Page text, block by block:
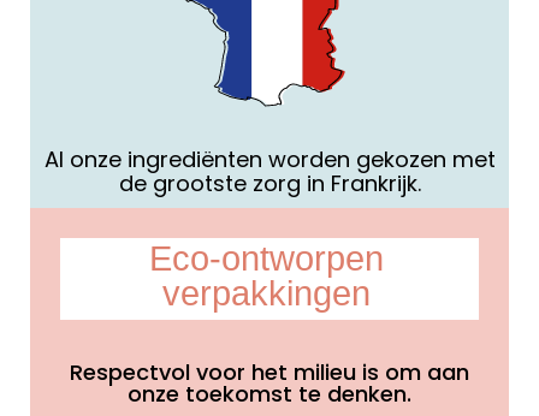
Al onze ingrediënten worden gekozen met
de grootste zorg in Frankrijk.
Eco-ontworpen
verpakkingen
Respectvol voor het milieu is om aan
onze toekomst te denken.